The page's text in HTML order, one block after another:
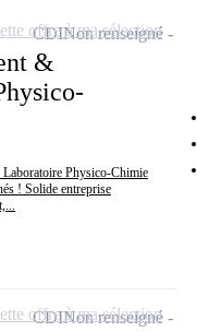
&
Physico-Chimie
! Solide entreprise
CDINon renseigné
offre à ma sélection
CDINon renseigné
offre à ma sélection